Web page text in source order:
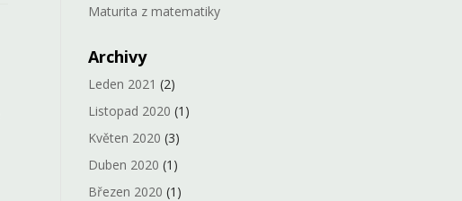
Maturita z matematiky
Archivy
Leden 2021 (2)
Listopad 2020 (1)
Květen 2020 (3)
Duben 2020 (1)
Březen 2020 (1)